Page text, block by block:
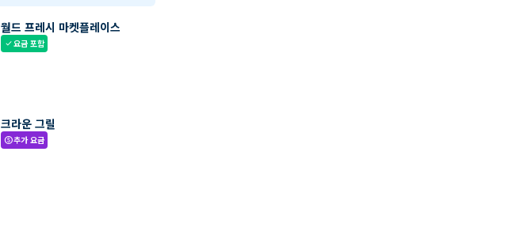
월드 프레시 마켓플레이스
check요금 포함
크라운 그릴
paid추가 요금